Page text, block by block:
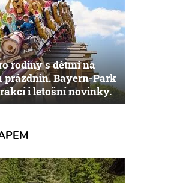
rodiny s dětmi na
Bayern-Park
i letošní novinky.